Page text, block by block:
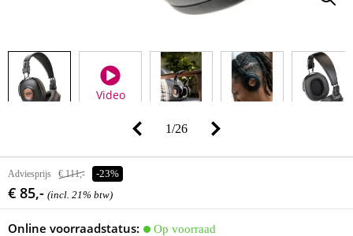
Video
1/26
Adviesprijs € 111,- -23%
€ 85,- (incl. 21% btw)
Online voorraadstatus:
Op voorraad